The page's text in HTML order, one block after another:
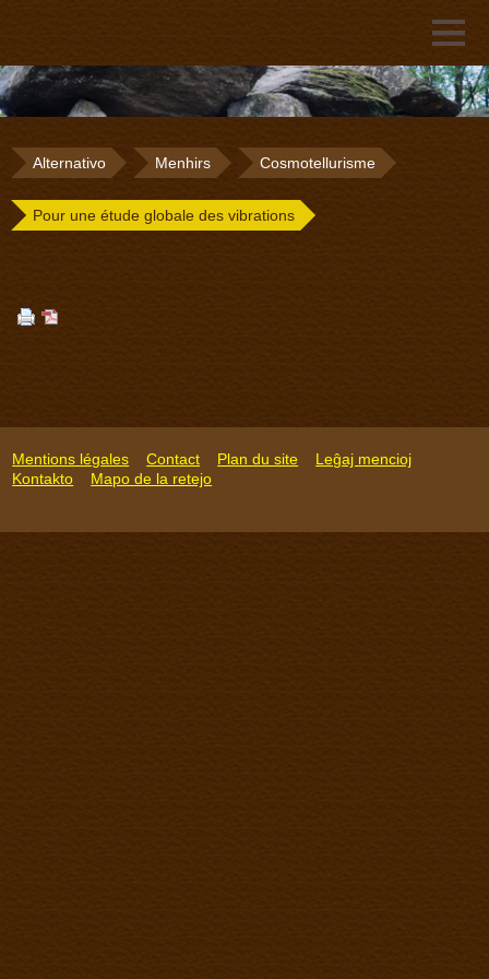
Alternativo Menhirs Cosmotellurisme
Pour une étude globale des vibrations
Mentions légales Contact Plan du site
Leĝaj mencioj
Kontakto
Mapo de la retejo